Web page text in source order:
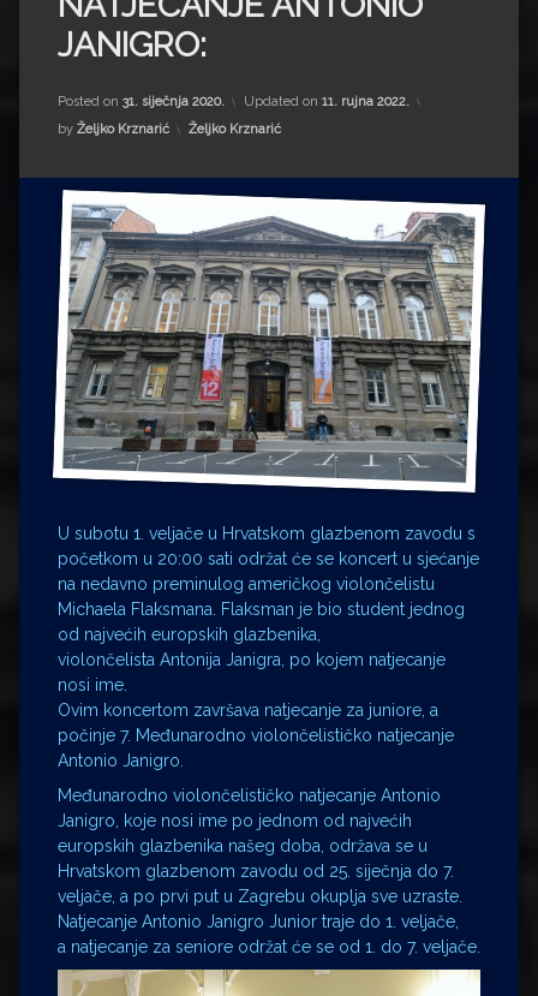
Impressum
Milenko Strižak
Drugi autori
Drugi autori
Matea Andrić
Ljiljana Lekanić-Kljaić
Željko Krznarić
Mario Lovreković
Miroslav Šantek
JANIGRO:
Posted on 31. siječnja 2020. Updated on 11. rujna 2022.
by Željko Krznarić Kategorije:
Željko Krznarić
U subotu 1. veljače u Hrvatskom glazbenom zavodu s
početkom u 20:00 sati održat će se koncert u sjećanje
na nedavno preminulog američkog violončelistu
Michaela Flaksmana. Flaksman je bio student jednog
od najvećih europskih glazbenika,
violončelista Antonija Janigra, po kojem natjecanje
nosi ime.
Ovim koncertom završava natjecanje za juniore, a
počinje 7. Međunarodno violončelističko natjecanje
Antonio Janigro.
Međunarodno violončelističko natjecanje Antonio
Janigro, koje nosi ime po jednom od najvećih
europskih glazbenika našeg doba, održava se u
Hrvatskom glazbenom zavodu od 25. siječnja do 7.
veljače, a po prvi put u Zagrebu okuplja sve uzraste.
Natjecanje Antonio Janigro Junior traje do 1. veljače,
a natjecanje za seniore održat će se od 1. do 7. veljače.